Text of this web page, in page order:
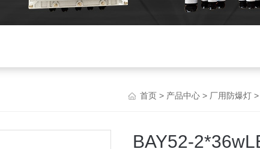
首页 > 产品中心 > 厂用防爆灯 >
BAY52-